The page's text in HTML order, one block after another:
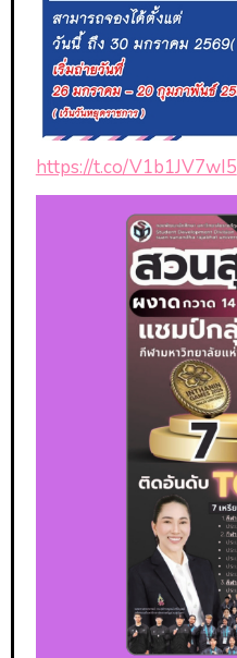
https://t.co/V1b1JV7wI5